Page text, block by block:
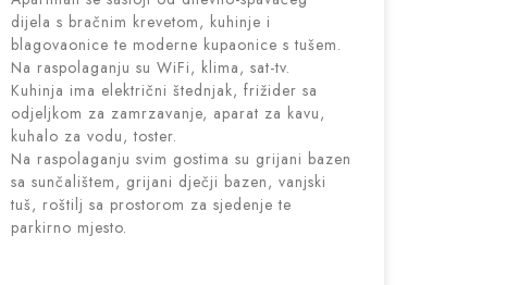
dijela s bračnim krevetom, kuhinje i
blagovaonice te moderne kupaonice s tušem.
Na raspolaganju su WiFi, klima, sat-tv.
Kuhinja ima električni štednjak, frižider sa
odjeljkom za zamrzavanje, aparat za kavu,
kuhalo za vodu, toster.
Na raspolaganju svim gostima su grijani bazen
sa sunčalištem, grijani dječji bazen, vanjski
tuš, roštilj sa prostorom za sjedenje te
parkirno mjesto.